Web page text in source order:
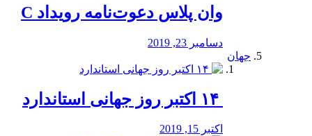
وان پلاس دعوت‌نامه رویداد C
دسامبر 23, 2019
جهان
اکتبر 15, 2019